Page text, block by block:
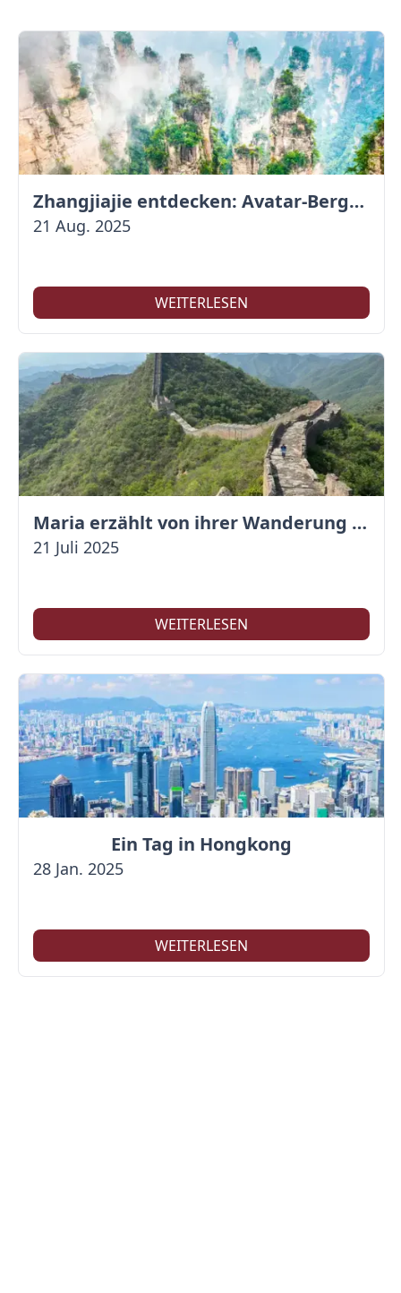
Zhangjiajie entdecken: Avatar-Berge & Altstadt von Fenghuang
21 Aug. 2025
WEITERLESEN
Maria erzählt von ihrer Wanderung auf der Großen Mauer
21 Juli 2025
WEITERLESEN
Ein Tag in Hongkong
28 Jan. 2025
WEITERLESEN